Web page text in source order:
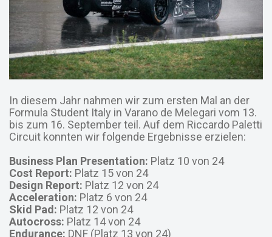
In diesem Jahr nahmen wir zum ersten Mal an der
Formula Student Italy in Varano de Melegari vom 13.
bis zum 16. September teil. Auf dem Riccardo Paletti
Circuit konnten wir folgende Ergebnisse erzielen:
Business Plan Presentation: Platz 10 von 24
Cost Report: Platz 15 von 24
Design Report: Platz 12 von 24
Acceleration: Platz 6 von 24
Skid Pad: Platz 12 von 24
Autocross: Platz 14 von 24
Endurance: DNF (Platz 13 von 24)